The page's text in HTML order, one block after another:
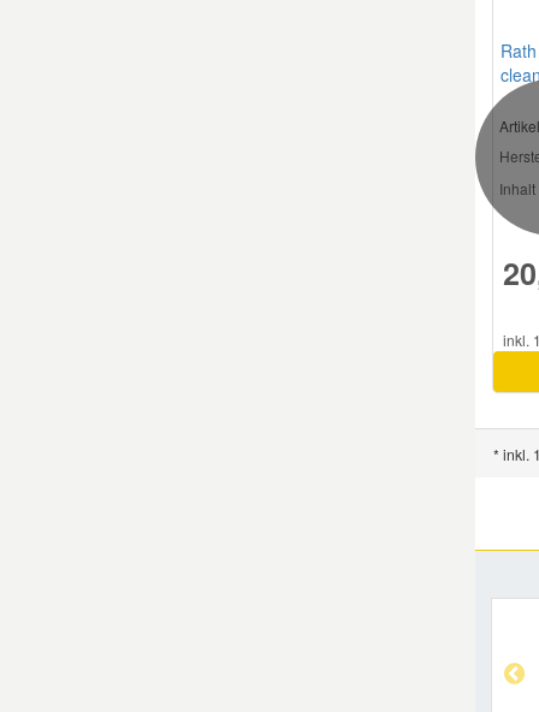
Inhalt
inkl.
* inkl.